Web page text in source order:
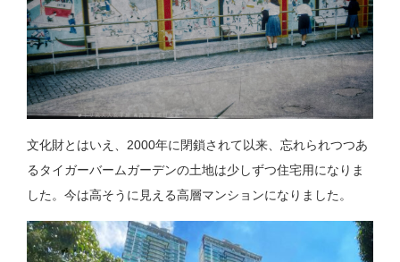
文化財とはいえ、2000年に閉鎖されて以来、忘れられつつあ
るタイガーバームガーデンの土地は少しずつ住宅用になりま
した。今は高そうに見える高層マンションになりました。